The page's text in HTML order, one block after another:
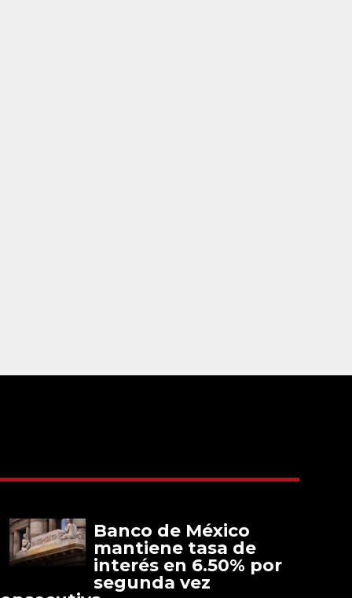
Banco de México
mantiene tasa de
interés en 6.50% por
segunda vez